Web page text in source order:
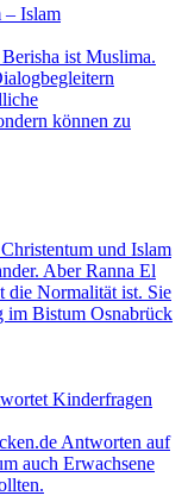
– Islam
ist Muslima.
können zu
und Islam
Aber Ranna El
die Normalität ist. Sie
im Bistum Osnabrück
Kinderfragen
Antworten auf
auch Erwachsene